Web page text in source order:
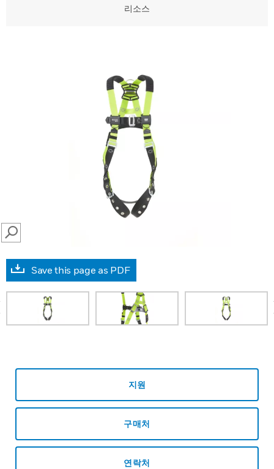
리소스
SEARCH
Save this page as PDF
지원
구매처
연락처